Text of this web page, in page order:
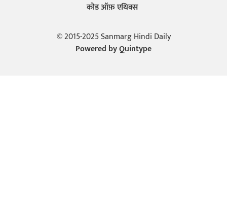
कोड ऑफ़ एथिक्स
© 2015-2025 Sanmarg Hindi Daily
Powered byQuintype